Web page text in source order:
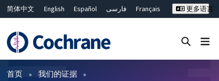
简体中文 English Español فارسی
Français
ไทย
繁體中文
更多语言
过滤
首页 我们的证据